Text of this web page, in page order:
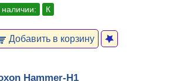
наличии: К
Добавить в корзину
Hammer-H1